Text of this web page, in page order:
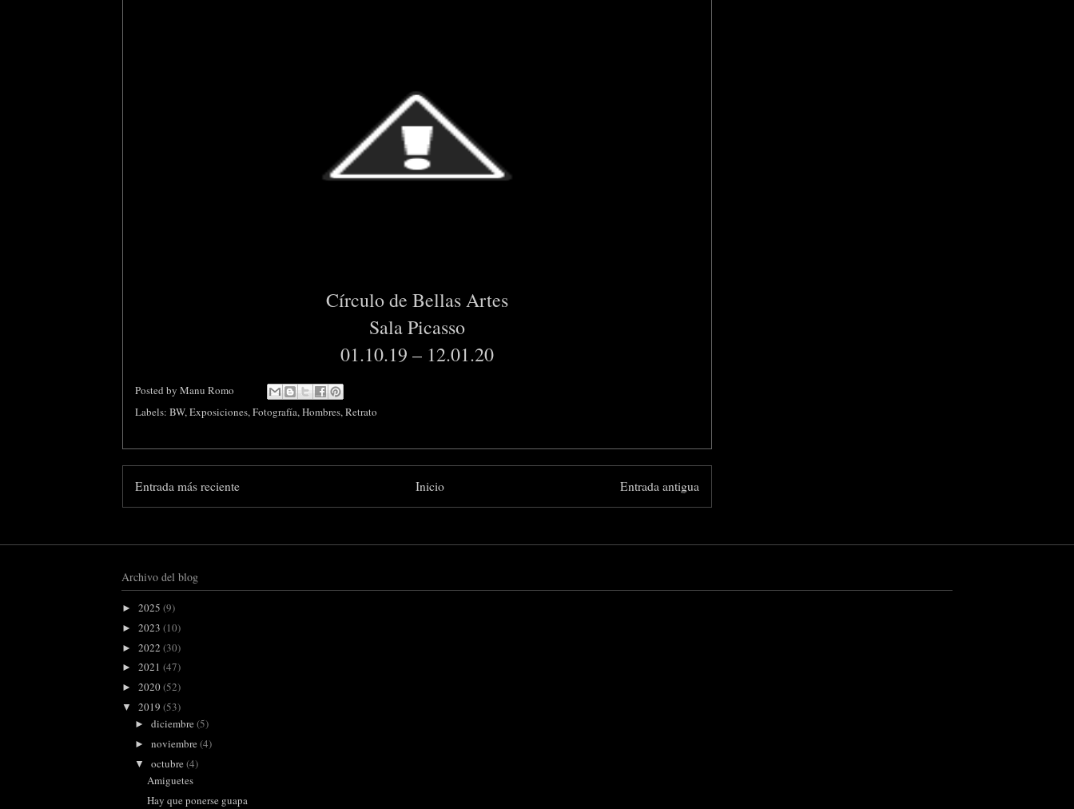
Círculo de Bellas Artes
Sala Picasso
01.10.19 – 12.01.20
Posted by Manu Romo
Labels: BW,Exposiciones,Fotografía,Hombres,Retrato
Entrada más reciente Entrada antigua
Inicio
Archivo del blog
► 2025 (9)
► 2023 (10)
► 2022 (30)
► 2021 (47)
► 2020(52)
▼ 2019 (53)
► diciembre(5)
► noviembre(4)
▼ octubre(4)
Amiguetes
Hay que ponerse guapa